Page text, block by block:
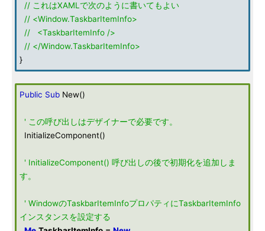
// これはXAMLで次のように書いてもよい
// <Window.TaskbarItemInfo>
// <TaskbarItemInfo />
// </Window.TaskbarItemInfo>
}
Public Sub New()
' この呼び出しはデザイナーで必要です。
InitializeComponent()
' InitializeComponent() 呼び出しの後で初期化を追加しま
す。
' WindowのTaskbarItemInfoプロパティにTaskbarItemInfo
インスタンスを設定する